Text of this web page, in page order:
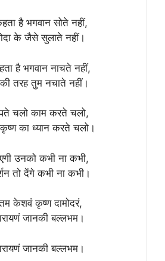
है भगवान सोते नहीं,
के जैसे सुलाते नहीं।
है भगवान नाचते नहीं,
की तरह तुम नचाते नहीं।
चलो काम करते चलो,
का ध्यान करते चलो।
उनको कभी ना कभी,
तो देंगे कभी ना कभी।
केशवं कृष्ण दामोदरं,
जानकी बल्लभम।
जानकी बल्लभम।